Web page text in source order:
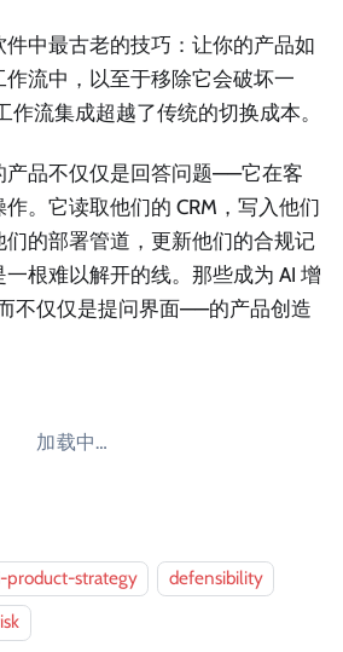
中最古老的技巧：让你的产品如
流中，以至于移除它会破坏一
作流集成超越了传统的切换成本。
产品不仅仅是回答问题——它在客
。它读取他们的 CRM，写入他们
的部署管道，更新他们的合规记
根难以解开的线。那些成为 AI 增
不仅仅是提问界面——的产品创造
加载中…
product-strategy
defensibility